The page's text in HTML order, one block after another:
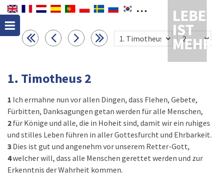
LEBEN
IST
MEHR
1. Timotheus 2
1 Ich ermahne nun vor allen Dingen, dass Flehen, Gebete,
Fürbitten, Danksagungen getan werden für alle Menschen,
2 für Könige und alle, die in Hoheit sind, damit wir ein ruhiges
und stilles Leben führen in aller Gottesfurcht und Ehrbarkeit.
3 Dies ist gut und angenehm vor unserem Retter-Gott,
4welcher will, dass alle Menschen gerettet werden und zur
Erkenntnis der Wahrheit kommen.